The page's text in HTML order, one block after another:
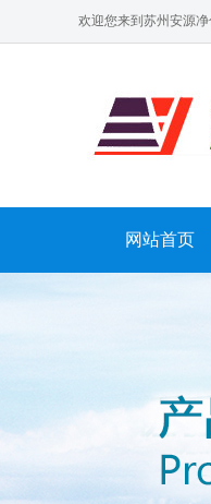
欢迎您来到苏州安源
网站首页